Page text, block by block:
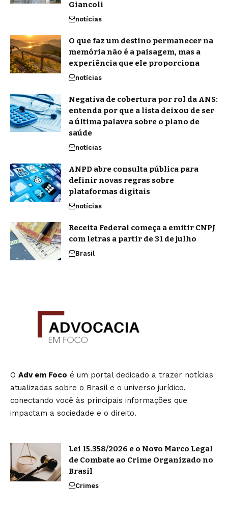
Giancoli
notícias
O que faz um destino permanecer na
memória não é a paisagem, mas a
experiência que ele proporciona
notícias
Negativa de cobertura por rol da ANS:
entenda por que a lista deixou de ser
a última palavra sobre o plano de
saúde
notícias
ANPD abre consulta pública para
definir novas regras sobre
plataformas digitais
notícias
Receita Federal começa a emitir CNPJ
com letras a partir de 31 de julho
Brasil
O Adv em Foco é um portal dedicado a trazer notícias
atualizadas sobre o Brasil e o universo jurídico,
conectando você às principais informações que
impactam a sociedade e o direito.
Lei 15.358/2026 e o Novo Marco Legal
de Combate ao Crime Organizado no
Brasil
Crimes